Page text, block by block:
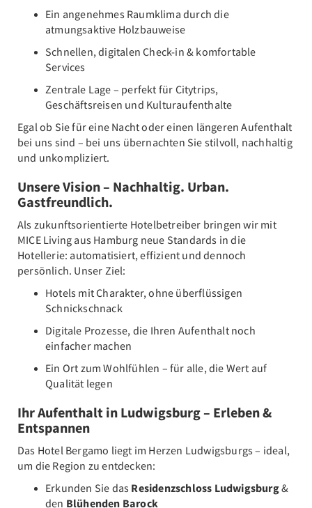
Ein angenehmes Raumklima durch die
atmungsaktive Holzbauweise
Schnellen, digitalen Check-in & komfortable
Services
Zentrale Lage – perfekt für Citytrips,
Geschäftsreisen und Kulturaufenthalte
Egal ob Sie für eine Nacht oder einen längeren Aufenthalt
bei uns sind – bei uns übernachten Sie stilvoll, nachhaltig
und unkompliziert.
Unsere Vision – Nachhaltig. Urban.
Gastfreundlich.
Als zukunftsorientierte Hotelbetreiber bringen wir mit
MICE Living aus Hamburg neue Standards in die
Hotellerie: automatisiert, effizient und dennoch
persönlich. Unser Ziel:
Hotels mit Charakter, ohne überflüssigen
Schnickschnack
Digitale Prozesse, die Ihren Aufenthalt noch
einfacher machen
Ein Ort zum Wohlfühlen – für alle, die Wert auf
Qualität legen
Ihr Aufenthalt in Ludwigsburg – Erleben &
Entspannen
Das Hotel Bergamo liegt im Herzen Ludwigsburgs – ideal,
um die Region zu entdecken:
Erkunden Sie das Residenzschloss Ludwigsburg&
den Blühenden Barock